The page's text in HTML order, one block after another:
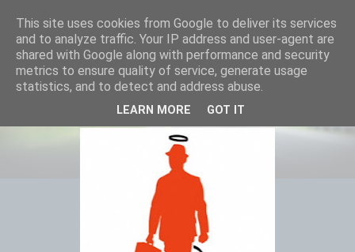
Jak umírají korporace
This site uses cookies from Google to deliver its services
and to analyze traffic. Your IP address and user-agent are
shared with Google along with performance and security
metrics to ensure quality of service, generate usage
statistics, and to detect and address abuse.
LEARN MORE GOT IT